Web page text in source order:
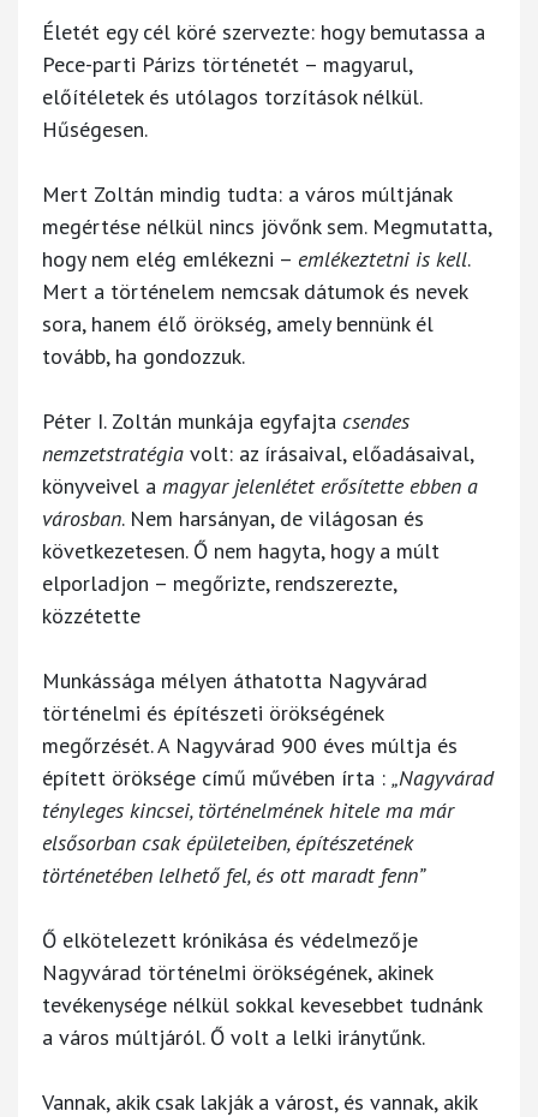
Életét egy cél köré szervezte: hogy bemutassa a
Pece-parti Párizs történetét – magyarul,
előítéletek és utólagos torzítások nélkül.
Hűségesen.
Mert Zoltán mindig tudta: a város múltjának
megértése nélkül nincs jövőnk sem. Megmutatta,
hogy nem elég emlékezni – emlékeztetni is kell.
Mert a történelem nemcsak dátumok és nevek
sora, hanem élő örökség, amely bennünk él
tovább, ha gondozzuk.
Péter I. Zoltán munkája egyfajta csendes
nemzetstratégia volt: az írásaival, előadásaival,
könyveivel a magyar jelenlétet erősítette ebben a
városban. Nem harsányan, de világosan és
következetesen. Ő nem hagyta, hogy a múlt
elporladjon – megőrizte, rendszerezte,
közzétette
Munkássága mélyen áthatotta Nagyvárad
történelmi és építészeti örökségének
megőrzését. A Nagyvárad 900 éves múltja és
épített öröksége című művében írta : „Nagyvárad
tényleges kincsei, történelmének hitele ma már
elsősorban csak épületeiben, építészetének
történetében lelhető fel, és ott maradt fenn”
Ő elkötelezett krónikása és védelmezője
Nagyvárad történelmi örökségének, akinek
tevékenysége nélkül sokkal kevesebbet tudnánk
a város múltjáról. Ő volt a lelki iránytűnk.
Vannak, akik csak lakják a várost, és vannak, akik